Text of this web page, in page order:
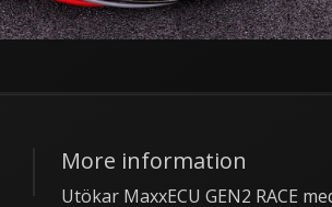
More information
Utökar MaxxECU GEN2 RACE